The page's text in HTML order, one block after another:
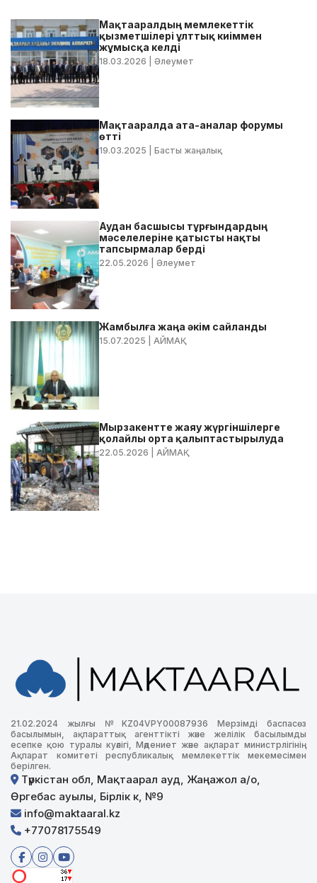
Мақтааралдың мемлекеттік
қызметшілері ұлттық киіммен
жұмысқа келді
18.03.2026 | Әлеумет
Мақтааралда ата-аналар форумы
өтті
19.03.2025 | Басты жаңалық
Аудан басшысы тұрғындардың
мәселелеріне қатысты нақты
тапсырмалар берді
22.05.2026 | Әлеумет
Жамбылға жаңа әкім сайланды
15.07.2025 | АЙМАҚ
Мырзакентте жаяу жүргіншілерге
қолайлы орта қалыптастырылуда
22.05.2026 | АЙМАҚ
21.02.2024 жылғы №KZ04VPY00087936 Мерзімді баспасөз
басылымын, ақпараттық агенттікті және желілік басылымды
есепке қою туралы куәлігі, Мәдениет және ақпарат министрлігінің
Ақпарат комитеті республикалық мемлекеттік мекемесімен
берілген.
Түркістан обл, Мақтаарал ауд, Жаңажол а/о,
Өргебас ауылы, Бірлік к, №9
info@maktaaral.kz
+77078175549